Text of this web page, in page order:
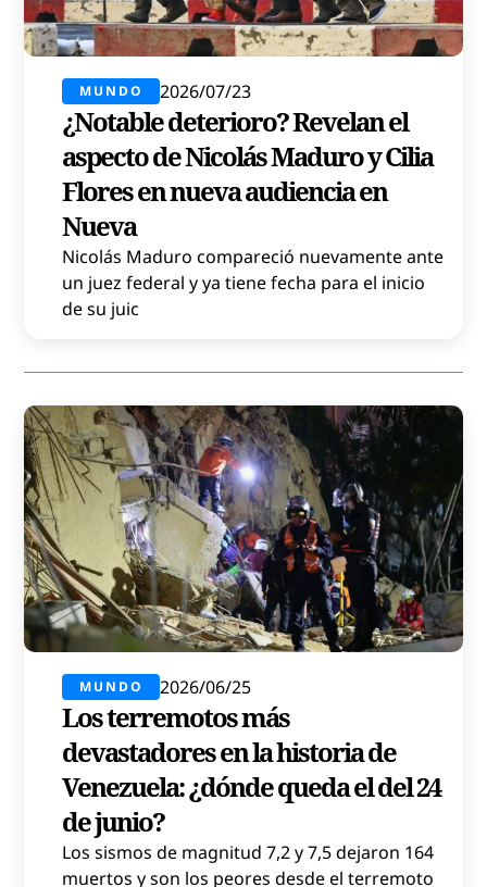
MUNDO 2026/07/23
¿Notable deterioro? Revelan el
aspecto de Nicolás Maduro y Cilia
Flores en nueva audiencia en
Nueva
Nicolás Maduro compareció nuevamente ante
un juez federal y ya tiene fecha para el inicio
de su juic
MUNDO 2026/06/25
Los terremotos más
devastadores en la historia de
Venezuela: ¿dónde queda el del 24
de junio?
Los sismos de magnitud 7,2 y 7,5 dejaron 164
muertos y son los peores desde el terremoto